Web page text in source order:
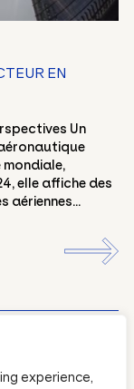
experience,
EN
Un
mondiale,
elle affiche des
aériennes...